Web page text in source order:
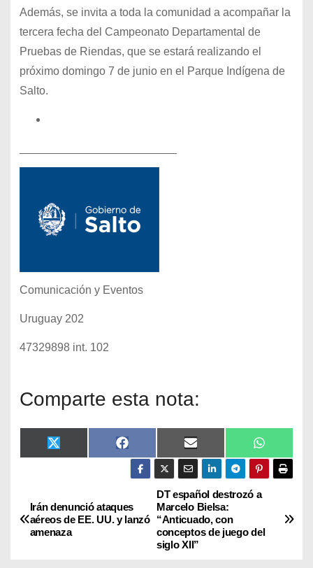
Además, se invita a toda la comunidad a acompañar la
tercera fecha del Campeonato Departamental de
Pruebas de Riendas, que se estará realizando el
próximo domingo 7 de junio en el Parque Indígena de
Salto.
Comunicación y Eventos
Uruguay 202
47329898 int. 102
Comparte esta nota:
X
(
t
t
e
r
F
a
e
o
o
k
E
m
i
l
W
h
t
p
DT español destrozó a
Marcelo Bielsa:
“Anticuado, con
conceptos de juego del
siglo XII”
Irán denunció ataques
aéreos de EE. UU. y lanzó
amenaza